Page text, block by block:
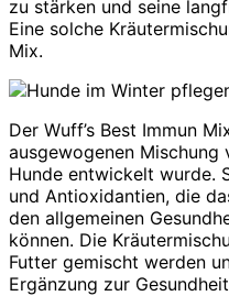
zu stärken und seine
Eine solche
Mix.
Der Wuff’s Best Immun
ausgewogenen
Hunde entwickelt wurde.
und Antioxidantien, die
den allgemeinen
können. Die
Futter gemischt werden
Ergänzung zur